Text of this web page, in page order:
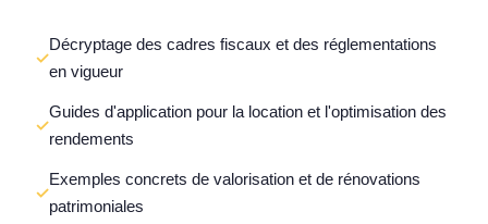
Décryptage des cadres fiscaux et des réglementations
en vigueur
Guides d'application pour la location et l'optimisation des
rendements
Exemples concrets de valorisation et de rénovations
patrimoniales